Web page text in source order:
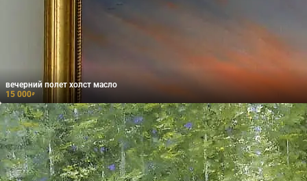
вечерний полет холст масло
15 000₽